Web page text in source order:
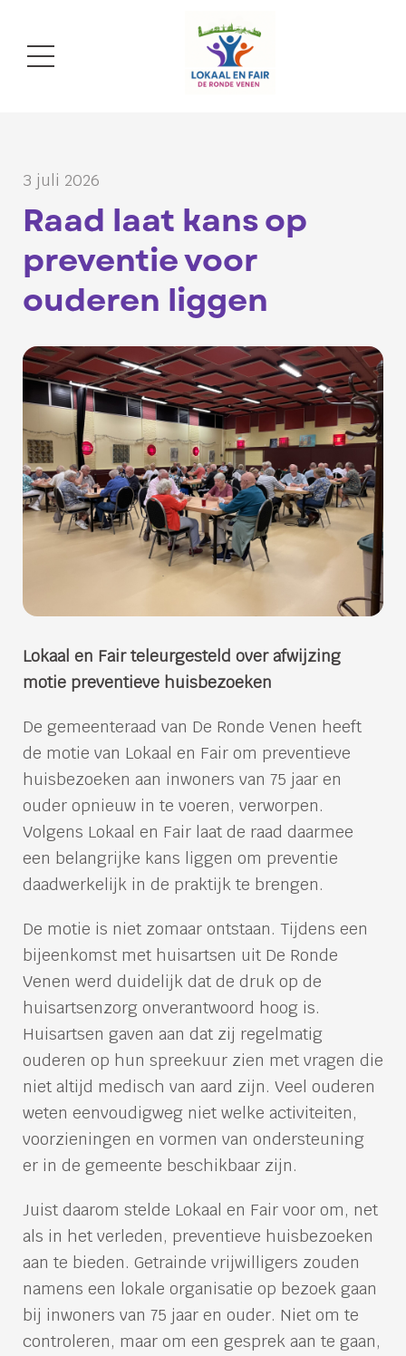
3 juli 2026
Raad laat kans op
preventie voor
ouderen liggen
Lokaal en Fair teleurgesteld over afwijzing
motie preventieve huisbezoeken
De gemeenteraad van De Ronde Venen heeft
de motie van Lokaal en Fair om preventieve
huisbezoeken aan inwoners van 75 jaar en
ouder opnieuw in te voeren, verworpen.
Volgens Lokaal en Fair laat de raad daarmee
een belangrijke kans liggen om preventie
daadwerkelijk in de praktijk te brengen.
De motie is niet zomaar ontstaan. Tijdens een
bijeenkomst met huisartsen uit De Ronde
Venen werd duidelijk dat de druk op de
huisartsenzorg onverantwoord hoog is.
Huisartsen gaven aan dat zij regelmatig
ouderen op hun spreekuur zien met vragen die
niet altijd medisch van aard zijn. Veel ouderen
weten eenvoudigweg niet welke activiteiten,
voorzieningen en vormen van ondersteuning
er in de gemeente beschikbaar zijn.
Juist daarom stelde Lokaal en Fair voor om, net
als in het verleden, preventieve huisbezoeken
aan te bieden. Getrainde vrijwilligers zouden
namens een lokale organisatie op bezoek gaan
bij inwoners van 75 jaar en ouder. Niet om te
controleren, maar om een gesprek aan te gaan,